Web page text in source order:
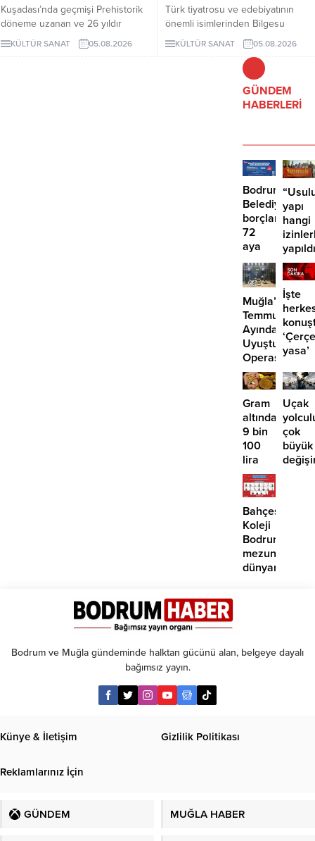
Kuşadası’nda geçmişi Prehistorik
döneme uzanan ve 26 yıldır
kesintisiz kazılan Kadıkalesi-Anaia
Höyüğü, UNESCO Dünya Mirası
KÜLTÜR SANAT 05.08.2026
Türk tiyatrosu ve edebiyatının
önemli isimlerinden Bilgesu
Erenus hayatını kaybetti.
KÜLTÜR SANAT 05.08.2026
GÜNDEM
HABERLERİ
Bodrum
borçlara
72
aya
kadar
taksit
yapı
hangi
Muğla’da
Temmuz
Ayında
Uyuşturucu
Operasyonu:
29
Tutuklama
İşte
yasa’
teklifi
Gram
altında
9 bin
100
lira
öngörüsü:
Yükseliş
için o
tarihe
işaret
edildi
Uçak
çok
büyük
Bahçeşehir
Koleji
Bodrum
mezunlarına
dünyanın
Bodrum ve Muğla gündeminde halktan gücünü alan, belgeye dayalı
bağımsız yayın.
Künye & İletişim Gizlilik Politikası
Reklamlarınız İçin
GÜNDEM MUĞLA HABER